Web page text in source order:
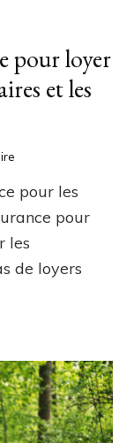
pour loyer
et les
sur
avantages
de
l’assurance
pour
loyer
et
les
locataires
pour les
pour
les
de loyers